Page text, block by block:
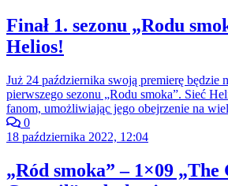
Finał 1. sezonu „Rodu
Helios!
Już 24 października swoją premierę będzie
pierwszego sezonu „Rodu smoka”. Sieć
fanom, umożliwiając jego obejrzenie na
0
18 października 2022, 12:04
„Ród smoka” – 1×09 „The